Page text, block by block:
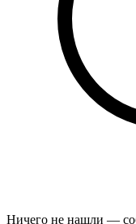
Ничего не нашли —